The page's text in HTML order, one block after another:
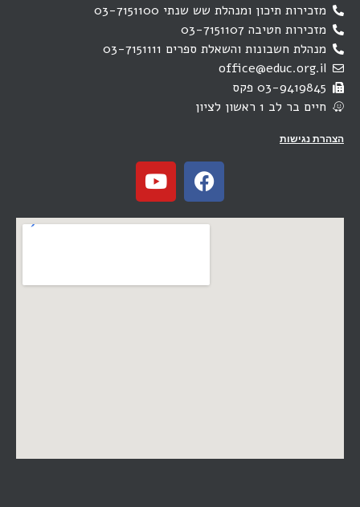
מזכירות תיכון ומנהלת שש שנתי 03-7151100
מזכירות חטיבה 03-7151107
מנהלת חשבונות והשאלת ספרים 03-7151111
office@educ.org.il
03-9419845 פקס
חיים בר לב 1 ראשון לציון
הצהרת נגישות